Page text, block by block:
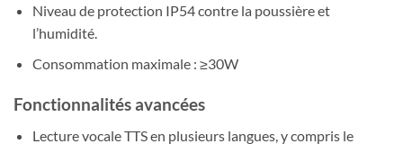
Niveau de protection IP54 contre la poussière et
l’humidité.
Consommation maximale : ≥30W
Fonctionnalités avancées
Lecture vocale TTS en plusieurs langues, y compris le